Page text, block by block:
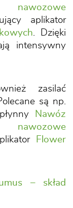
nawozowe
aplikator
. Dzięki
intensywny
zasilać
są np.
Nawóz
nawozowe
Flower
– skład